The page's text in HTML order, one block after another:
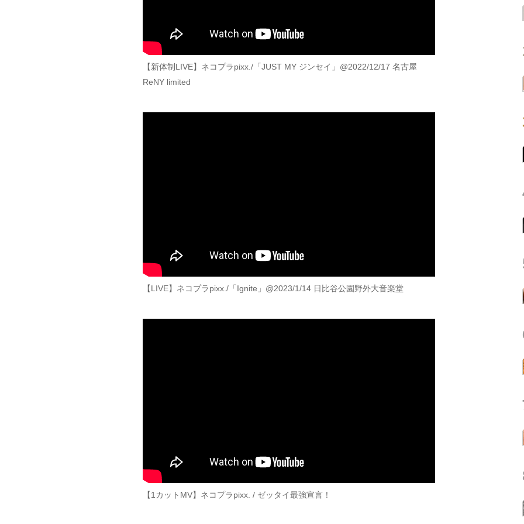
【新体制LIVE】ネコプラpixx./「JUST MY ジンセイ」@2022/12/17 名古屋
ReNY limited
【LIVE】ネコプラpixx./「Ignite」@2023/1/14 日比谷公園野外大音楽堂
【1カットMV】ネコプラpixx. / ゼッタイ最強宣言！